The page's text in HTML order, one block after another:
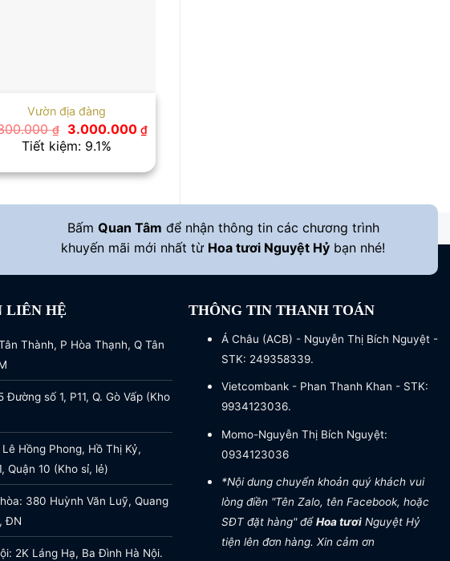
₫.
Vườn địa đàng
₫
Giá
gốc
là:
3.000.000₫Giá
là:
3.000.000 ₫.
Tiết kiệm: 9.1%
Bấm Quan Tâm để nhận thông tin các chương trình
khuyến mãi mới nhất từ Hoa tươi Nguyệt Hỷ bạn nhé!
LIÊN HỆ
Thành, P Hòa Thạnh, Q Tân
Đường số 1, P11, Q. Gò Vấp (Kho
Hồng Phong, Hồ Thị Kỷ,
Quận 10 (Kho sỉ, lẻ)
380 Huỳnh Văn Luỹ, Quang
ĐN
2K Láng Hạ, Ba Đình Hà Nội.
THÔNG TIN THANH TOÁN
Á Châu (ACB) - Nguyễn Thị Bích Nguyệt -
STK: 249358339.
Vietcombank - Phan Thanh Khan - STK:
9934123036.
Momo-Nguyễn Thị Bích Nguyệt:
0934123036
*Nội dung chuyển khoản quý khách vui
lòng điền "Tên Zalo, tên Facebook, hoặc
SĐT đặt hàng" đểHoa tươiNguyệt Hỷ
tiện lên đơn hàng. Xin cảm ơn